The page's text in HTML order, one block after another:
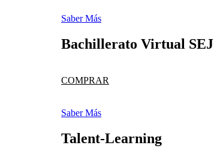
Saber Más
Bachillerato Virtual SEJ
COMPRAR
Saber Más
Talent-Learning